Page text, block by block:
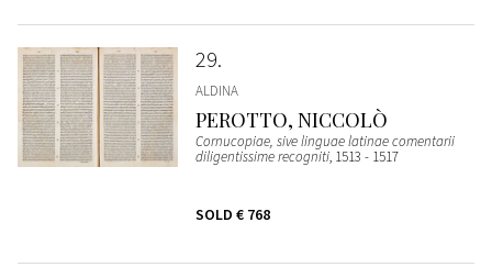
29
ALDINA
PEROTTO, NICCOLÒ
Cornucopiae, sive linguae latinae comentarii
diligentissime recogniti, 1513 - 1517
SOLD € 768